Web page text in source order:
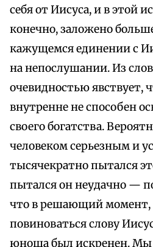
себя от Иисуса, и в этой
конечно, заложено
кажущемся единении с
на непослушании. Из
очевидностью явствует,
внутренне не способен
своего богатства.
человеком серьезным и
тысячекратно пытался
пытался он неудачно —
что в решающий момент,
повиноваться слову
юноша был искренен.